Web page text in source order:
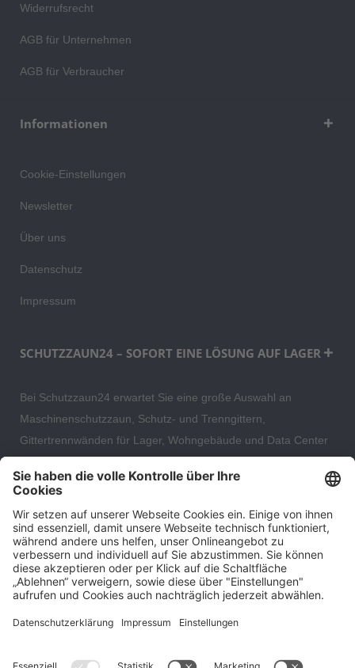
Widerrufsrecht
AGB für Unternehmen
AGB für Verbraucher
Informationen
Cookie-Einstellungen
Newsletter
Über uns
Datenschutz
Impressum
SCHUTZZAUN24 – SOFORT EINE LÖSUNG AUF LAGER
Bei Schutzzaun24 erwartet Sie eine große Auswahl an
Maschinenschutzzaun, Schutz- und Trenngittern,
Gittertrennwänden für Lager, Wohngebäude und Data Center
hochwertige Gartenzäune und Zaunsysteme für die sichere
öffentlichen Grundstücken. Darüber hinaus finden Sie bei uns
Produkte der Betriebsausstattung, wie Absperrtechnik,
Transportgeräte, Verkehrssicherung sowie Bau- und
Eventsicherung.
Cookie-Einstellungen Über uns